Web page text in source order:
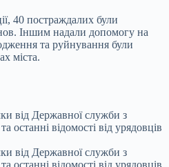
40 постраждалих були
Іншим надали допомогу на
та руйнування були
міста.